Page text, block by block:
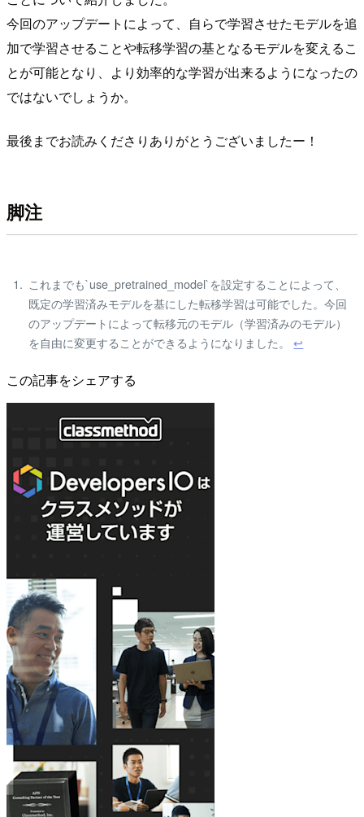
今回のアップデートによって、自らで学習させたモデルを追
加で学習させることや転移学習の基となるモデルを変えるこ
とが可能となり、より効率的な学習が出来るようになったの
ではないでしょうか。
最後までお読みくださりありがとうございましたー！
脚注
これまでも`use_pretrained_model`を設定することによって、
既定の学習済みモデルを基にした転移学習は可能でした。今回
のアップデートによって転移元のモデル（学習済みのモデル）
を自由に変更することができるようになりました。↩
この記事をシェアする